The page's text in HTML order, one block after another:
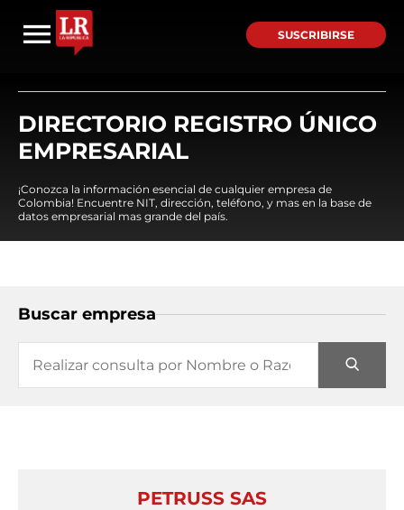
SUSCRIBIRSE
DIRECTORIO REGISTRO ÚNICO
EMPRESARIAL
¡Conozca la información esencial de cualquier empresa de
Colombia! Encuentre NIT, dirección, teléfono, y mas en la base de
datos empresarial mas grande del país.
Buscar empresa
PETRUSS SAS